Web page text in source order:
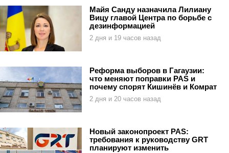
Майя Санду назначила Лилиану
Вицу главой Центра по борьбе с
дезинформацией
2 дня и 19 часов назад
Реформа выборов в Гагаузии:
что меняют поправки PAS и
почему спорят Кишинёв и Комрат
2 дня и 20 часов назад
Новый законопроект PAS:
требования к руководству GRT
планируют изменить